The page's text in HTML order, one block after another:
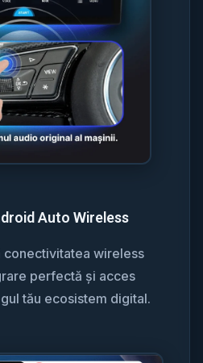
Auto Wireless
conectivitatea wireless
perfectă și acces
tău ecosistem digital.